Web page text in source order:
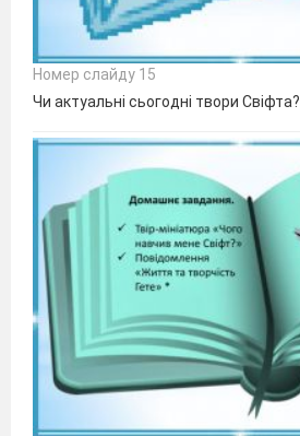
Номер слайду 15
Чи актуальні сьогодні твори Свіфта?